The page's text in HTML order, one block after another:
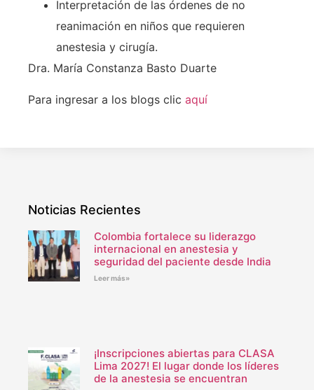
Interpretación de las órdenes de no
reanimación en niños que requieren
anestesia y cirugía.
Dra. María Constanza Basto Duarte
Para ingresar a los blogs clic aquí
Noticias Recientes
Colombia fortalece su liderazgo
internacional en anestesia y
seguridad del paciente desde India
Leer más»
¡Inscripciones abiertas para CLASA
Lima 2027! El lugar donde los líderes
de la anestesia se encuentran